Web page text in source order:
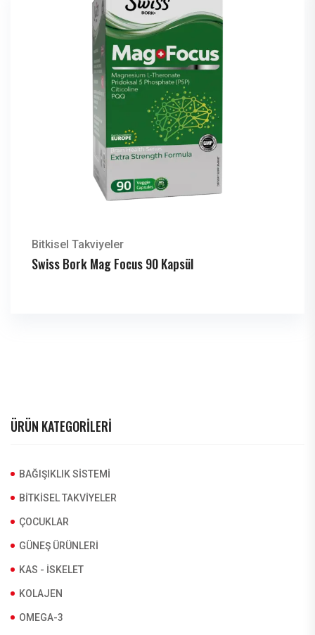
Bitkisel Takviyeler
Swiss Bork Mag Focus 90 Kapsül
ÜRÜN KATEGORILERI
BAĞIŞIKLIK SISTEMI
BITKISEL TAKVIYELER
ÇOCUKLAR
GÜNEŞ ÜRÜNLERI
KAS - İSKELET
KOLAJEN
OMEGA-3